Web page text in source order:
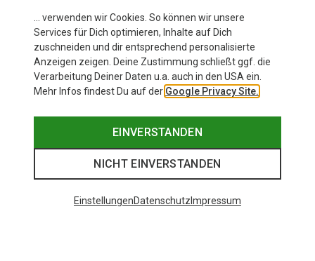
… verwenden wir Cookies. So können wir unsere
Services für Dich optimieren, Inhalte auf Dich
zuschneiden und dir entsprechend personalisierte
Anzeigen zeigen. Deine Zustimmung schließt ggf. die
Verarbeitung Deiner Daten u.a. auch in den USA ein.
Mehr Infos findest Du auf der Google Privacy Site.
EINVERSTANDEN
NICHT EINVERSTANDEN
EinstellungenDatenschutz Impressum